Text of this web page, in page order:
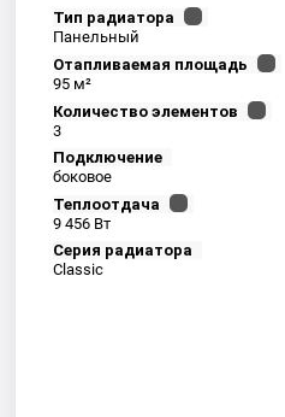
Тип радиатора
Панельный
Отапливаемая площадь
95 м²
Количество элементов
3
Подключение
боковое
Теплоотдача
9 456 Вт
Серия радиатора
Classic